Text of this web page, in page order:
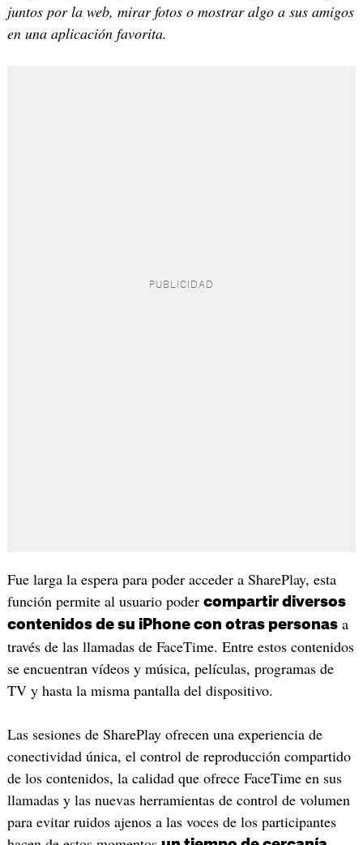
juntos por la web, mirar fotos o mostrar algo a sus amigos
en una aplicación favorita.
Fue larga la espera para poder acceder a SharePlay, esta
función permite al usuario poder compartir diversos
contenidos de su iPhone con otras personasa
través de las llamadas de FaceTime. Entre estos contenidos
se encuentran vídeos y música, películas, programas de
TV y hasta la misma pantalla del dispositivo.
Las sesiones de SharePlay ofrecen una experiencia de
conectividad única, el control de reproducción compartido
de los contenidos, la calidad que ofrece FaceTime en sus
llamadas y las nuevas herramientas de control de volumen
para evitar ruidos ajenos a las voces de los participantes